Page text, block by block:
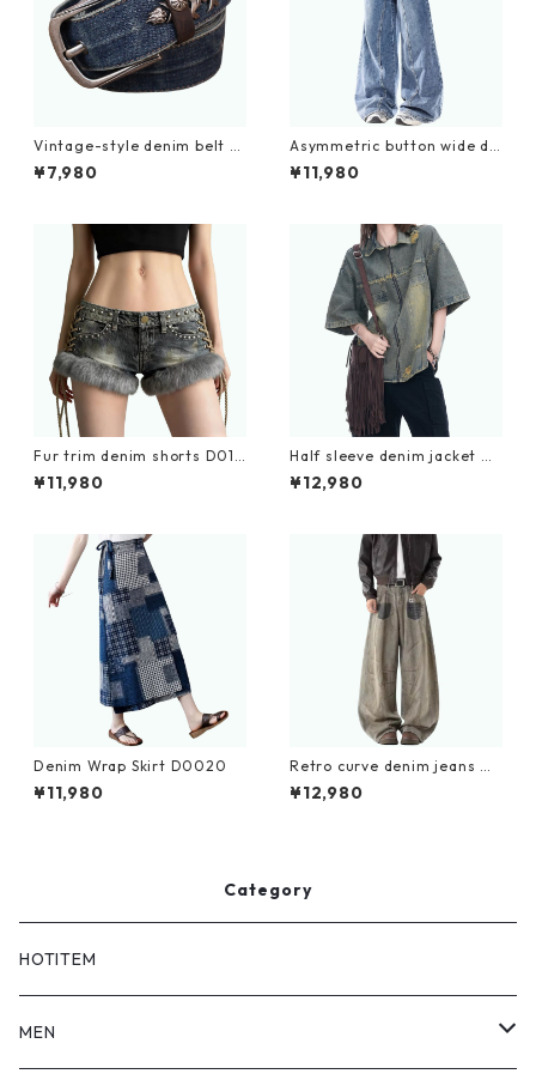
Vintage-style denim belt D
0008
¥7,980
Asymmetric button wide de
nim jeans D0198
¥11,980
Fur trim denim shorts D019
3
¥11,980
Half sleeve denim jacket D
0205
¥12,980
Denim Wrap Skirt D0020
¥11,980
Retro curve denim jeans D
0182
¥12,980
Category
HOTITEM
MEN